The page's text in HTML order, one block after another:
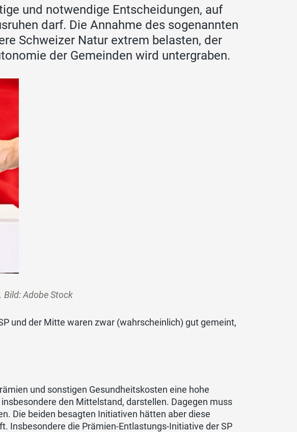
und notwendige Entscheidungen, auf
darf. Die Annahme des sogenannten
Schweizer Natur extrem belasten, der
der Gemeinden wird untergraben.
Adobe Stock
und der Mitte waren zwar (wahrscheinlich) gut gemeint,
und sonstigen Gesundheitskosten eine hohe
den Mittelstand, darstellen. Dagegen muss
Die beiden besagten Initiativen hätten aber diese
Insbesondere die Prämien-Entlastungs-Initiative der SP